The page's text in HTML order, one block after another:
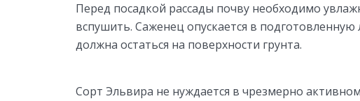
Перед посадкой рассады почву необходимо
вспушить. Саженец опускается в
должна остаться на поверхности грунта.
Сорт Эльвира не нуждается в чрезмерно